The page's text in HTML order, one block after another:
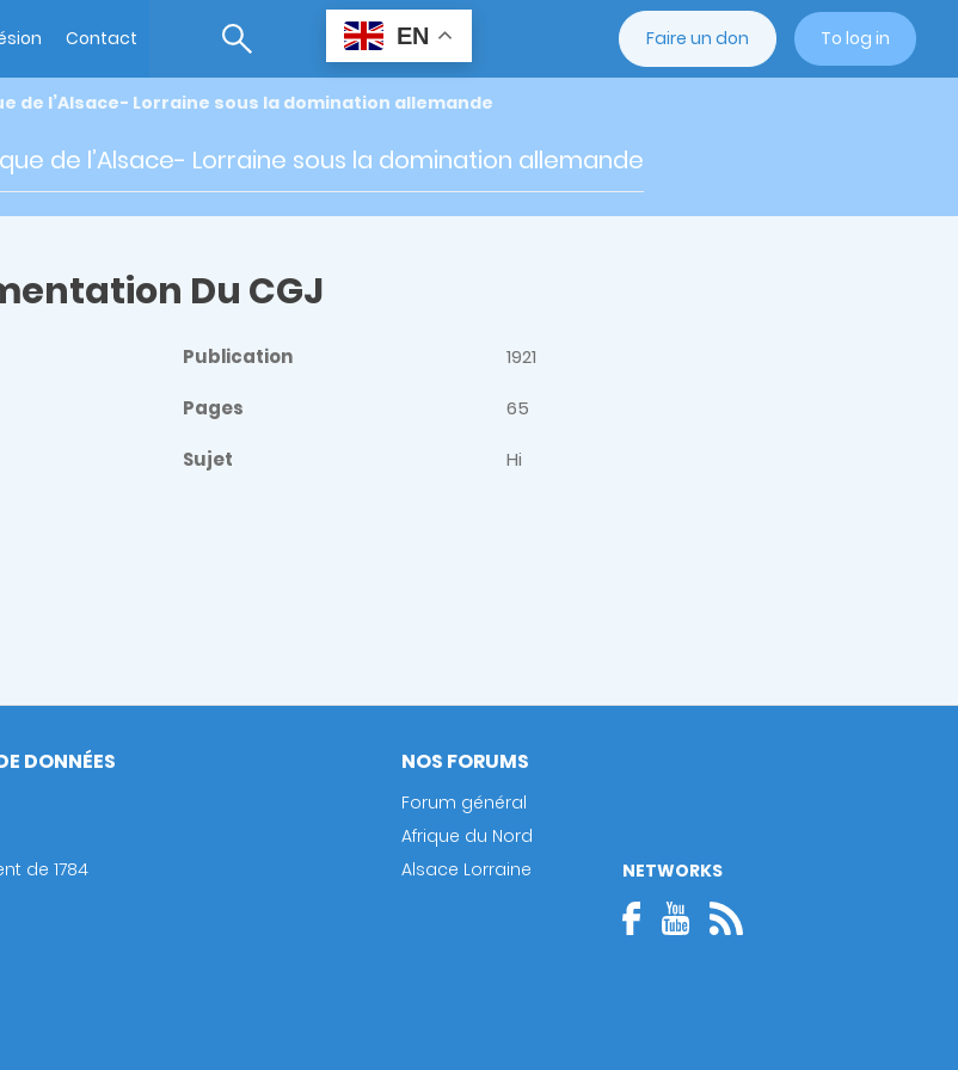
Contact EN Faire un don To log in
de l’Alsace- Lorraine sous la domination allemande
de l’Alsace- Lorraine sous la domination allemande
Du CGJ
Publication 1921
Pages 65
Sujet Hi
DONNÉES
de 1784
NOS FORUMS
Forum général
Afrique du Nord
Alsace Lorraine
NETWORKS